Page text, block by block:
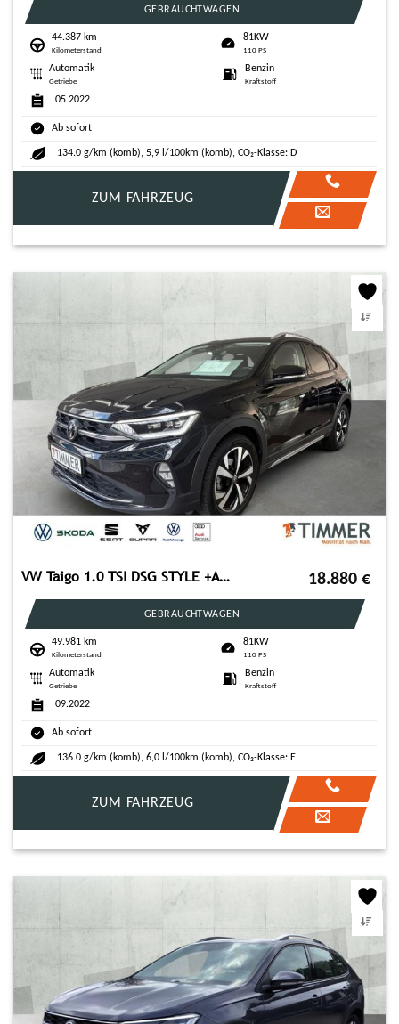
GEBRAUCHTWAGEN
44.387 km
Kilometerstand
81KW
110 PS
Automatik
Getriebe
Benzin
Kraftstoff
05.2022
Ab sofort
134.0 g/km (komb), 5,9 l/100km (komb), CO₂-Klasse: D
ZUM FAHRZEUG
VW Taigo 1.0 TSI DSG STYLE +AHK +IQ.LIGHT +ACC +RKA 18.880 €
GEBRAUCHTWAGEN
49.981 km
Kilometerstand
81KW
110 PS
Automatik
Getriebe
Benzin
Kraftstoff
09.2022
Ab sofort
136.0 g/km (komb), 6,0 l/100km (komb), CO₂-Klasse: E
ZUM FAHRZEUG